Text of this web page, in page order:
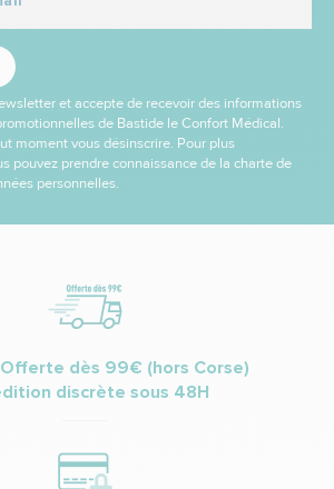
et accepte de recevoir des informations
de Bastide le Confort Médical.
moment vous désinscrire. Pour plus
pouvez prendre connaissance de la charte de
personnelles.
dès 99€ (hors Corse)
discrète sous 48H